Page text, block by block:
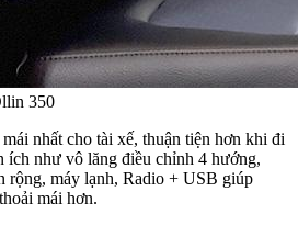
350
nhất cho tài xế, thuận tiện hơn khi đi
ích như vô lăng điều chỉnh 4 hướng,
rộng, máy lạnh, Radio + USB giúp
mái hơn.